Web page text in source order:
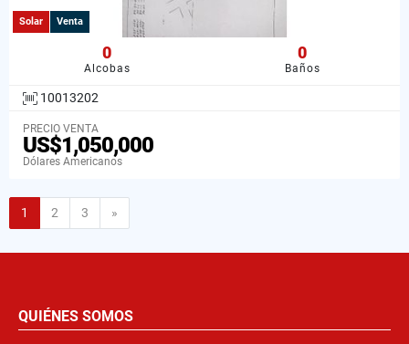
Solar Venta
0
Alcobas
0
Baños
10013202
PRECIO VENTA
US$1,050,000
Dólares Americanos
1 2 3 »
QUIÉNES SOMOS